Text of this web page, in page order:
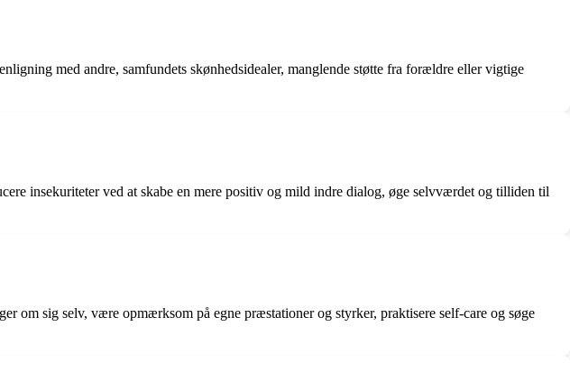
med andre, samfundets skønhedsidealer, manglende støtte fra forældre eller vigtige
insekuriteter ved at skabe en mere positiv og mild indre dialog, øge selvværdet og tilliden til
om sig selv, være opmærksom på egne præstationer og styrker, praktisere self-care og søge